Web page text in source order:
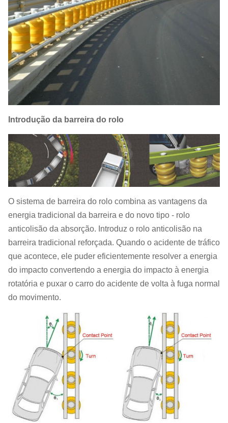
Introdução da barreira do rolo
O sistema de barreira do rolo combina as vantagens da
energia tradicional da barreira e do novo tipo - rolo
anticolisão da absorção. Introduz o rolo anticolisão na
barreira tradicional reforçada. Quando o acidente de tráfico
que acontece, ele puder eficientemente resolver a energia
do impacto convertendo a energia do impacto à energia
rotatória e puxar o carro do acidente de volta à fuga normal
do movimento.